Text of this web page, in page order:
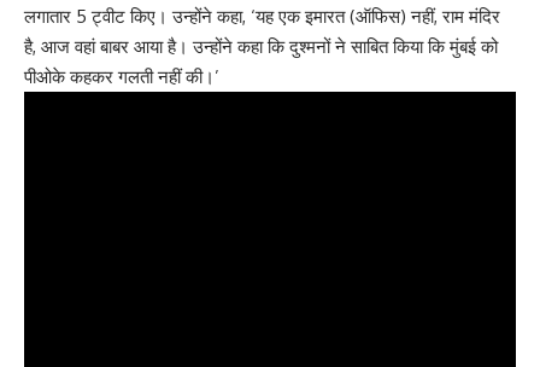
लगातार 5 ट्वीट किए। उन्होंने कहा, ‘यह एक इमारत (ऑफिस) नहीं, राम मंदिर
है, आज वहां बाबर आया है। उन्होंने कहा कि दुश्मनों ने साबित किया कि मुंबई को
पीओके कहकर गलती नहीं की।’